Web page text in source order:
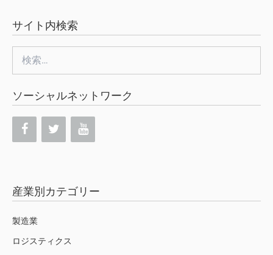
サイト内検索
索:
ソーシャルネットワーク
産業別カテゴリー
製造業
ロジスティクス